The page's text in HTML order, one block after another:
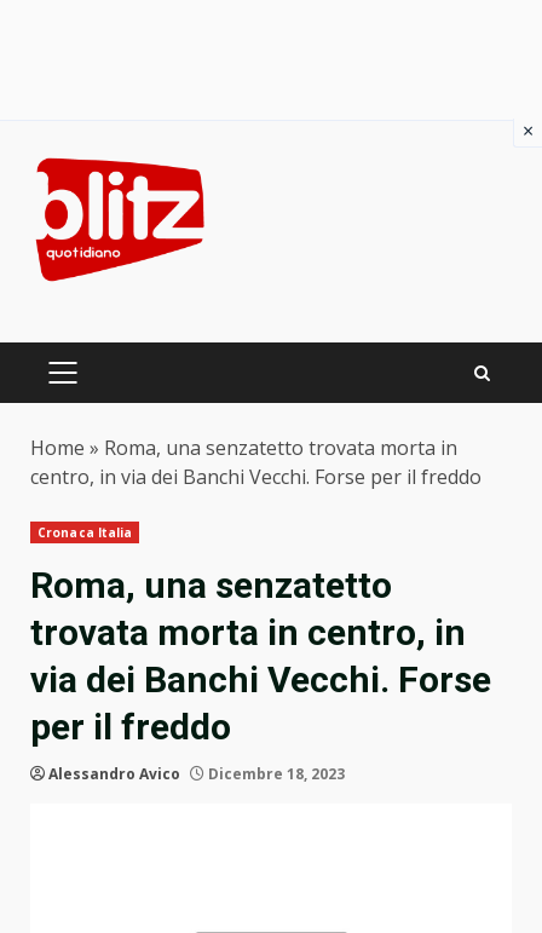
content
PRIMARY
Home » Roma, una senzatetto trovata morta in
centro, in via dei Banchi Vecchi. Forse per il freddo
Cronaca Italia
Roma, una senzatetto
trovata morta in centro, in
via dei Banchi Vecchi. Forse
per il freddo
Alessandro Avico Dicembre 18, 2023
×